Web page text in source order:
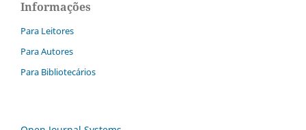
Informações
Para Leitores
Para Autores
Para Bibliotecários